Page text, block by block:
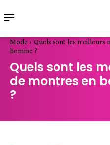
Mode
Quels sont les meilleurs
homme ?
Quels sont les
de montres en
?